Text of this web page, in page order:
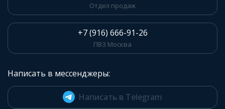
Отдел продаж
+7 (916) 666-91-26
ПВЗ Москва
Написать в мессенджеры:
Написать в Telegram